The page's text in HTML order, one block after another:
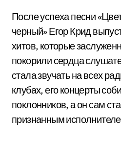
После успеха песни
черный» Егор Крид
хитов, которые
покорили сердца
стала звучать на всех
клубах, его концерты
поклонников, а он сам
признанным